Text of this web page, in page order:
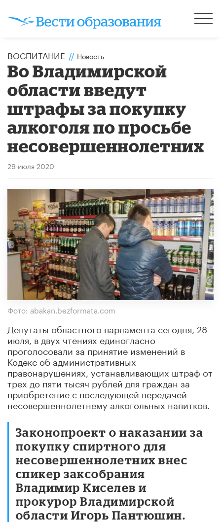
ВОСПИТАНИЕ // Новость
Во Владимирской
области введут
штрафы за покупку
алкоголя по просьбе
несовершеннолетних
29 июля 2020
Фото: abakan.bezformata.com
Депутаты областного парламента сегодня, 28
июля, в двух чтениях единогласно
проголосовали за принятие изменений в
Кодекс об административных
правонарушениях, устанавливающих штраф от
трех до пяти тысяч рублей для граждан за
приобретение с последующей передачей
несовершеннолетнему алкогольных напитков.
Законопроект о наказании за
покупку спиртного для
несовершеннолетних внес
спикер заксобрания
Владимир Киселев и
прокурор Владимирской
области Игорь Пантюшин.